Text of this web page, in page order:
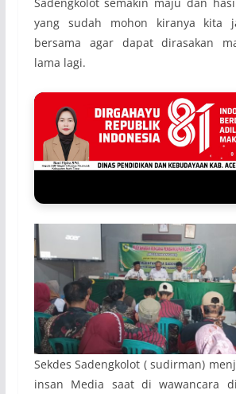
yang sudah mohon kiranya kita
bersama agar dapat dirasakan
lama lagi.
Sekdes Sadengkolot ( sudirman)
insan Media saat di wawancara